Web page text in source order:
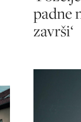
padne
završi‘